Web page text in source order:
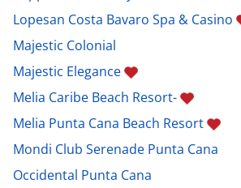
Lopesan Costa Bavaro Spa & Casino
Majestic Colonial
Majestic Elegance
Melia Caribe Beach Resort-
Melia Punta Cana Beach Resort
Mondi Club Serenade Punta Cana
Occidental Punta Cana